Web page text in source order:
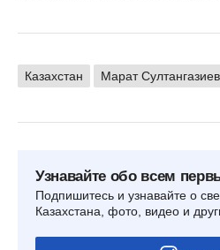
Казахстан Марат Султангазиев
Узнавайте обо всем
Подпишитесь и узнавайте о
Казахстана, фото, видео и